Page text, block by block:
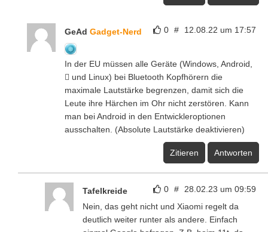
0 # 12.08.22 um 17:57
GeAd Gadget-Nerd
In der EU müssen alle Geräte (Windows, Android,
 und Linux) bei Bluetooth Kopfhörern die
maximale Lautstärke begrenzen, damit sich die
Leute ihre Härchen im Ohr nicht zerstören. Kann
man bei Android in den Entwickleroptionen
ausschalten. (Absolute Lautstärke deaktivieren)
Zitieren Antworten
0 # 28.02.23 um 09:59
Tafelkreide
Nein, das geht nicht und Xiaomi regelt da
deutlich weiter runter als andere. Einfach